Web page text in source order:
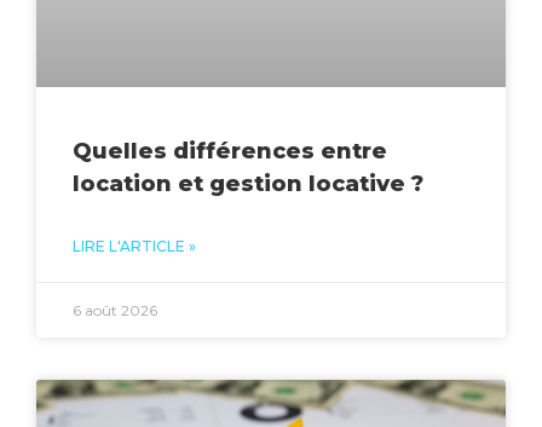
Quelles différences entre
location et gestion locative ?
LIRE L'ARTICLE »
6 août 2026